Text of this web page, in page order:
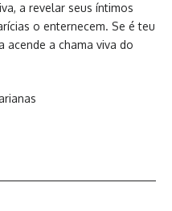
a revelar seus íntimos
o enternecem. Se é teu
acende a chama viva do